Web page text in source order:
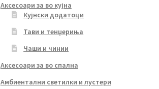
Аксесоари за во кујна
Кујнски додатоци
Тави и тенџериња
Чаши и чинии
Аксесоари за во спална
Амбиентални светилки и лустери